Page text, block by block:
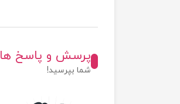
پرسش و پاسخ ها
شما بپرسید!